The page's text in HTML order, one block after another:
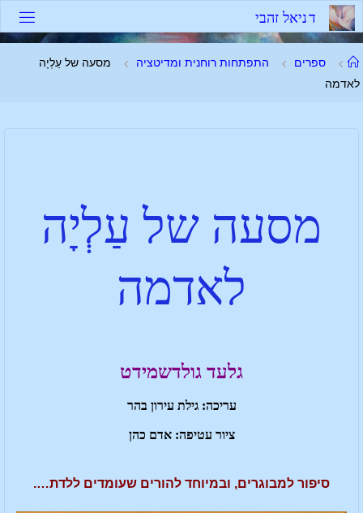
דניאל זהבי
ספרים התפתחות רוחנית ומדיטציה
מסעה של עַלְיָה
לאדמה
מסעה של עַלְיָה
לאדמה
גלעד גולדשמידט
עריכה: גילת עירון בהר
ציור עטיפה: אדם כהן
סיפור למבוגרים, ובמיוחד להורים שעומדים ללדת….